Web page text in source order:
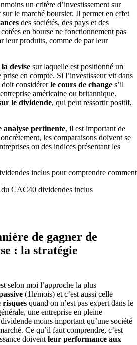
un critère d’investissement sur
le marché boursier. Il permet en effet
des sociétés, des pays et des
en bourse ne fonctionnement pas
leur produits, comme de par leur
la devise sur laquelle est positionné un
en compte. Si l’investisseur vit dans
doit considérerle cours de change s’il
américaine ou britannique.
le dividende, qui peut ressortir positif,
analyse pertinente, il est important de
les comparaisons doivent se
ou des indices présentant les
CAC40 dividendes inclus
de gagner de
: la stratégie
selon moi l’approche la plus
(1h/mois) et c’est aussi celle
risques quand on n’est pas expert dans le
une entreprise en pleine
moins important qu’une société
Ce qu’il faut comprendre, c’est
doivent leur performance aux